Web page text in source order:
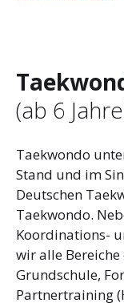
(ab 6
Taekwondo
Stand und im
Deutschen
Taekwondo.
Koordinations-
wir alle
Grundschule,
Partnertraining